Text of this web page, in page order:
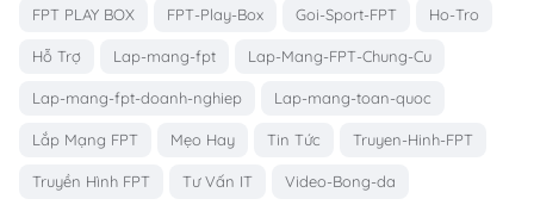
FPT PLAY BOX FPT-Play-Box Goi-Sport-FPT Ho-Tro
Hỗ Trợ Lap-mang-fpt Lap-Mang-FPT-Chung-Cu
Lap-mang-fpt-doanh-nghiep Lap-mang-toan-quoc
Lắp Mạng FPT Mẹo Hay Tin Tức Truyen-Hinh-FPT
Truyền Hình FPT Tư Vấn IT Video-Bong-da